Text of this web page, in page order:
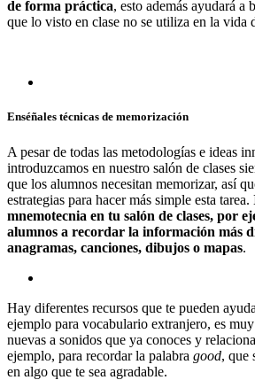
de forma práctica, esto además ayudará a
que lo visto en clase no se utiliza en la vida
Enséñales técnicas de memorización
A pesar de todas las metodologías e ideas
introduzcamos en nuestro salón de clases
que los alumnos necesitan memorizar, así
estrategias para hacer más simple esta tarea.
mnemotecnia en tu salón de clases, por
alumnos a recordar la información más
anagramas, canciones, dibujos o mapas.
Hay diferentes recursos que te pueden
ejemplo para vocabulario extranjero, es
nuevas a sonidos que ya conoces y
ejemplo, para recordar la palabra good, que
en algo que te sea agradable.